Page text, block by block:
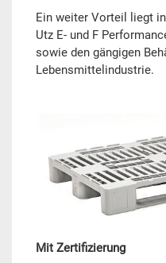
Ein weiter Vorteil liegt
Utz E- und F
sowie den gängigen
Lebensmittelindustrie.
Mit Zertifizierung